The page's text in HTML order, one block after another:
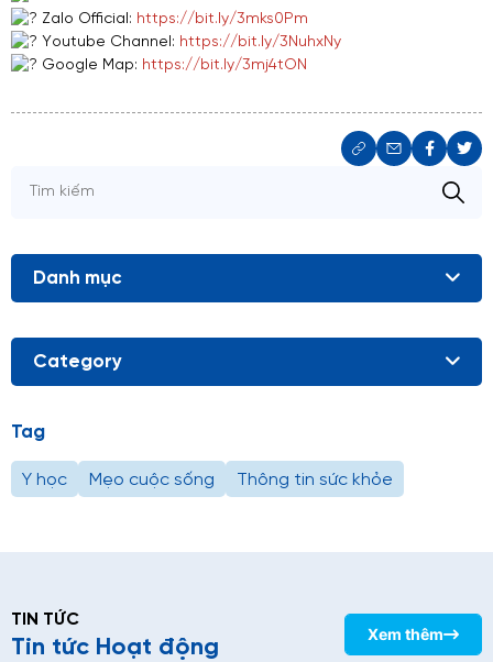
Zalo Official: https://bit.ly/3mks0Pm
Youtube Channel: https://bit.ly/3NuhxNy
Google Map: https://bit.ly/3mj4tON
Danh mục
Category
Tag
Y học Mẹo cuộc sống Thông tin sức khỏe
TIN TỨC
Tin tức Hoạt động
Xem thêm